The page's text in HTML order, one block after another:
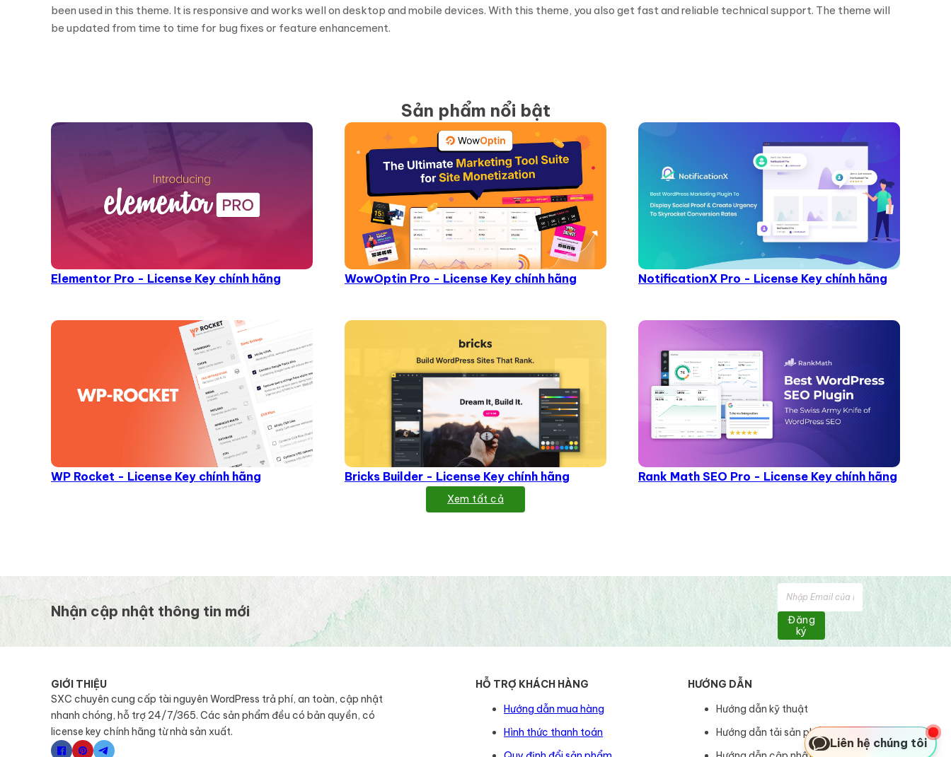
been used in this theme. It is responsive and works well on desktop and mobile devices. With this theme, you also get fast and reliable technical support. The theme will
be updated from time to time for bug fixes or feature enhancement.
Sản phẩm nổi bật
Elementor Pro - License Key chính hãng WowOptin Pro - License Key chính hãng NotificationX Pro - License Key chính hãng
WP Rocket - License Key chính hãng Bricks Builder - License Key chính hãng Rank Math SEO Pro - License Key chính hãng
Xem tất cả
Nhận cập nhật thông tin mới
Đăng
ký
GIỚI THIỆU
SXC chuyên cung cấp tài nguyên WordPress trả phí, an toàn, cập nhật
nhanh chóng, hỗ trợ 24/7/365. Các sản phẩm đều có bản quyền, có
license key chính hãng từ nhà sản xuất.
HỖ TRỢ KHÁCH HÀNG
Hướng dẫn mua hàng
Hình thức thanh toán
HƯỚNG DẪN
Hướng dẫn kỹ thuật
Hướng dẫn tải sản phẩm
Liên hệ chúng tôi